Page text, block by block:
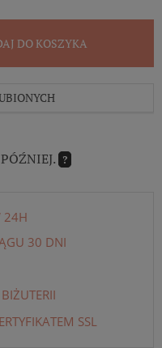
DO KOSZYKA
?
24H
30 DNI
SSL